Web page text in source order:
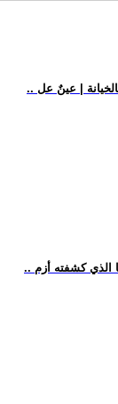
| عينٌ عل
الذي كشفته أزم